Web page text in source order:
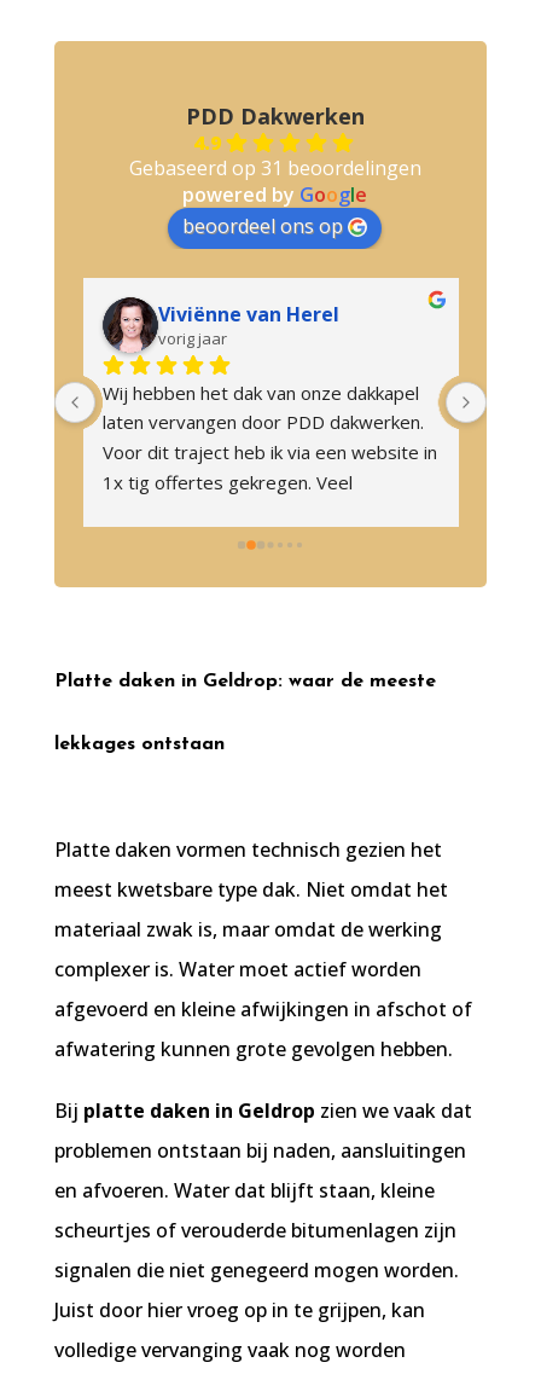
PDD Dakwerken
4.9
Gebaseerd op 31 beoordelingen
powered by Google
beoordeel ons op
Viviënne van Herel
vorig jaar
Wij hebben het dak van onze dakkapel
laten vervangen door PDD dakwerken.
Voor dit traject heb ik via een website in
1x tig offertes gekregen. Veel
gehad, vierkante meters die
gedegen, snel antwoorden bij vragen,
transparant/eerlijk. Geen fratsen,
Netjes alles opgeruimd na de klus
(ongevraagd), ook fijn. Ik ben helemaal
tevreden.
Platte daken in Geldrop: waar de meeste
lekkages ontstaan
Platte daken vormen technisch gezien het
meest kwetsbare type dak. Niet omdat het
materiaal zwak is, maar omdat de werking
complexer is. Water moet actief worden
afgevoerd en kleine afwijkingen in afschot of
afwatering kunnen grote gevolgen hebben.
Bij platte daken in Geldrop zien we vaak dat
problemen ontstaan bij naden, aansluitingen
en afvoeren. Water dat blijft staan, kleine
scheurtjes of verouderde bitumenlagen zijn
signalen die niet genegeerd mogen worden.
Juist door hier vroeg op in te grijpen, kan
volledige vervanging vaak nog worden